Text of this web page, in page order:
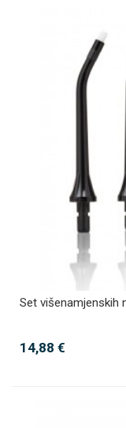
Set višenamjenskih
14,88 €